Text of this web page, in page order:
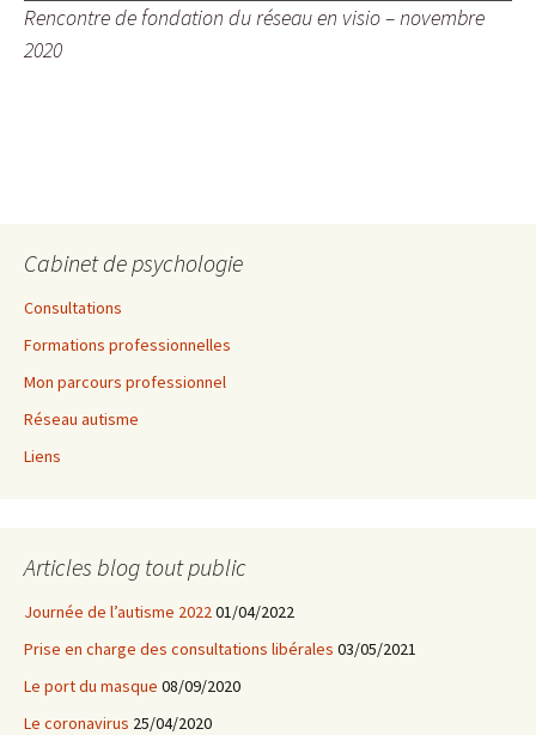
Rencontre de fondation du réseau en visio – novembre
2020
Cabinet de psychologie
Consultations
Formations professionnelles
Mon parcours professionnel
Réseau autisme
Liens
Articles blog tout public
Journée de l’autisme 202201/04/2022
Prise en charge des consultations libérales 03/05/2021
Le port du masque 08/09/2020
Le coronavirus 25/04/2020